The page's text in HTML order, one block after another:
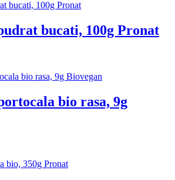
bucati, 100g Pronat
bio rasa, 9g